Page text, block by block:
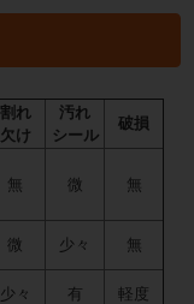
割れ
欠け
汚れ
シール
破損
無 微 無
微 少々 無
少々 有 軽度